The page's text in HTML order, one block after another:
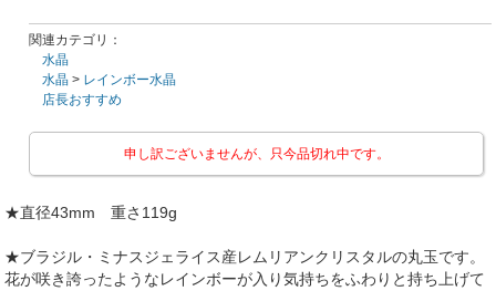
関連カテゴリ：
水晶
水晶 > レインボー水晶
店長おすすめ
申し訳ございませんが、只今品切れ中です。
★直径43mm 重さ119g
★ブラジル・ミナスジェライス産レムリアンクリスタルの丸玉です。
花が咲き誇ったようなレインボーが入り気持ちをふわりと持ち上げて